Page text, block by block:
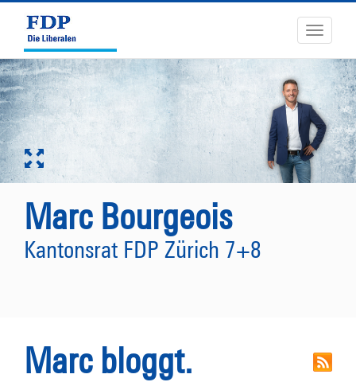
Toggle
Marc Bourgeois
Kantonsrat FDP Zürich 7+8
Marc bloggt.